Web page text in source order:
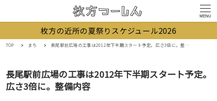
MENU
枚方の近所の夏祭りスケジュール2026
TOP まち 長尾駅前広場の工事は2012年下半期スタート予定。広さ3倍に。整備内容
長尾駅前広場の工事は2012年下半期スタート予定。
広さ3倍に。整備内容